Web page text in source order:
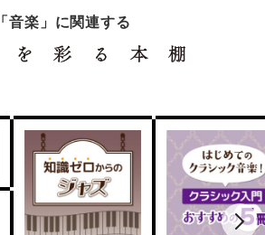
「音楽」に関連する